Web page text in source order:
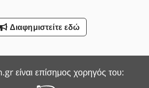
Μηχανές Κατασκευής Παλετών
Διαφημιστείτε εδώ
είναι επίσημος χορηγός του: